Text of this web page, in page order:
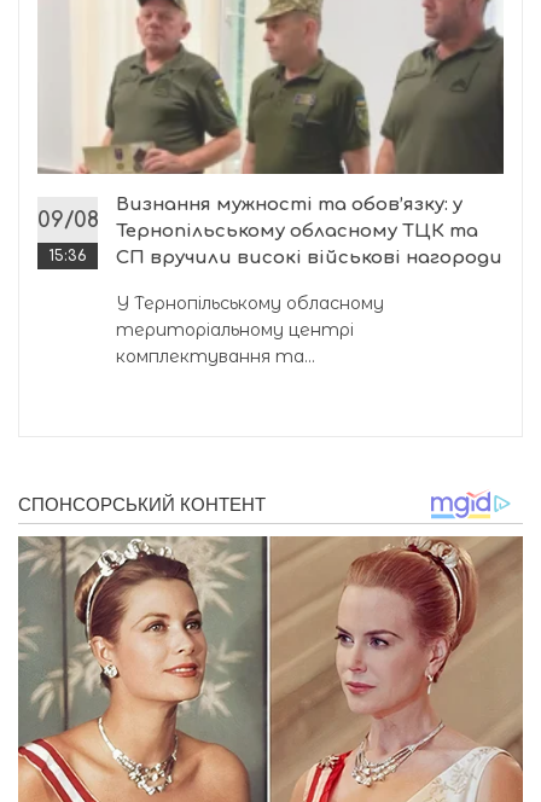
09/08
15:36
Визнання мужності та обов’язку: у
Тернопільському обласному ТЦК та
СП вручили високі військові нагороди
У Тернопільському обласному
територіальному центрі
комплектування та...